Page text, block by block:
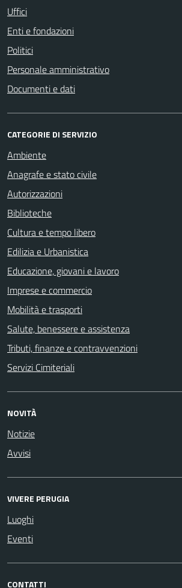
Uffici
Enti e fondazioni
Politici
Personale amministrativo
Documenti e dati
CATEGORIE DI SERVIZIO
Ambiente
Anagrafe e stato civile
Autorizzazioni
Biblioteche
Cultura e tempo libero
Edilizia e Urbanistica
Educazione, giovani e lavoro
Imprese e commercio
Mobilità e trasporti
Salute, benessere e assistenza
Tributi, finanze e contravvenzioni
Servizi Cimiteriali
NOVITÀ
Notizie
Avvisi
VIVERE PERUGIA
Luoghi
Eventi
CONTATTI